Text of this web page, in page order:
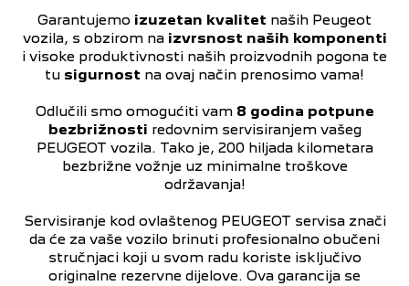
Garantujemo izuzetan kvalitet naših Peugeot
vozila, s obzirom na izvrsnost naših komponenti
i visoke produktivnosti naših proizvodnih pogona te
tu sigurnost na ovaj način prenosimo vama!
Odlučili smo omogućiti vam 8 godina potpune
bezbrižnosti redovnim servisiranjem vašeg
PEUGEOT vozila. Tako je, 200 hiljada kilometara
bezbrižne vožnje uz minimalne troškove
održavanja!
Servisiranje kod ovlaštenog PEUGEOT servisa znači
da će za vaše vozilo brinuti profesionalno obučeni
stručnjaci koji u svom radu koriste isključivo
originalne rezervne dijelove. Ova garancija se